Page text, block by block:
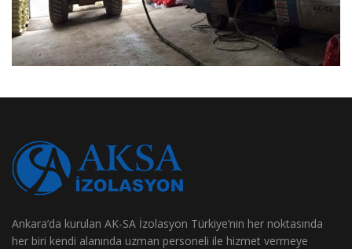
Ankara’da kurulan AK-SA İzolasyon Türkiye’nin her noktasında
her biri kendi alanında uzman personeli ile hizmet vermeye